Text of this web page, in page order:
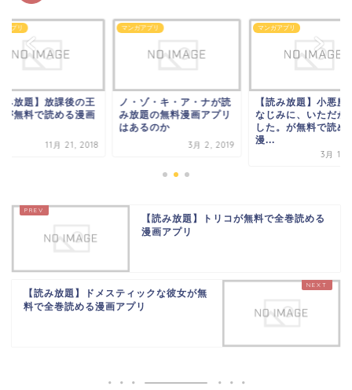
アプリ
み放題】放課後の王
が無料で読める漫画
11月 21, 2018
マンガアプリ
ノ・ゾ・キ・ア・ナが読
み放題の無料漫画アプリ
はあるのか
3月 2, 2019
マンガアプリ
【読み放題】小悪魔
なじみに、いただか
した。が無料で読め
漫...
3月 12,
【読み放題】トリコが無料で全巻読める
漫画アプリ
【読み放題】ドメスティックな彼女が無
料で全巻読める漫画アプリ